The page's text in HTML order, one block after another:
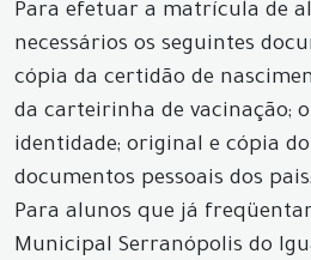
Para efetuar a matrícula de
necessários os seguintes
cópia da certidão de
da carteirinha de vacinação;
identidade; original e cópia
documentos pessoais dos pais;
Para alunos que já
Municipal Serranópolis do